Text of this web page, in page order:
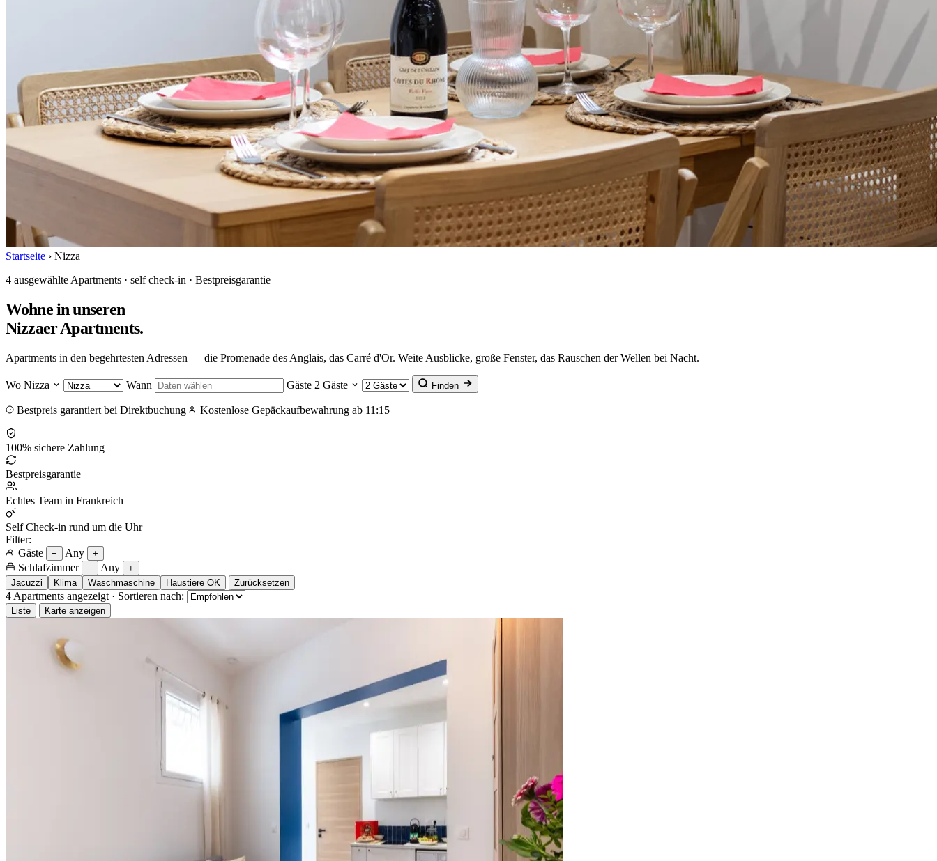
Startseite › Nizza
4 ausgewählte Apartments · self check-in · Bestpreisgarantie
Wohne in unseren
Nizzaer Apartments.
Apartments in den begehrtesten Adressen — die Promenade des Anglais, das Carré d'Or. Weite Ausblicke, große Fenster, das Rauschen der Wellen bei Nacht.
Wo Nizza Wann Gäste 2 Gäste Finden
Bestpreis garantiert bei Direktbuchung Kostenlose Gepäckaufbewahrung ab 11:15
100% sichere Zahlung
Bestpreisgarantie
Echtes Team in Frankreich
Self Check-in rund um die Uhr
Filter:
Gäste
− Any +
Schlafzimmer − Any
+
Jacuzzi
Klima Waschmaschine Haustiere OK Zurücksetzen
4 Apartments angezeigt · Sortieren nach:
Liste Karte anzeigen